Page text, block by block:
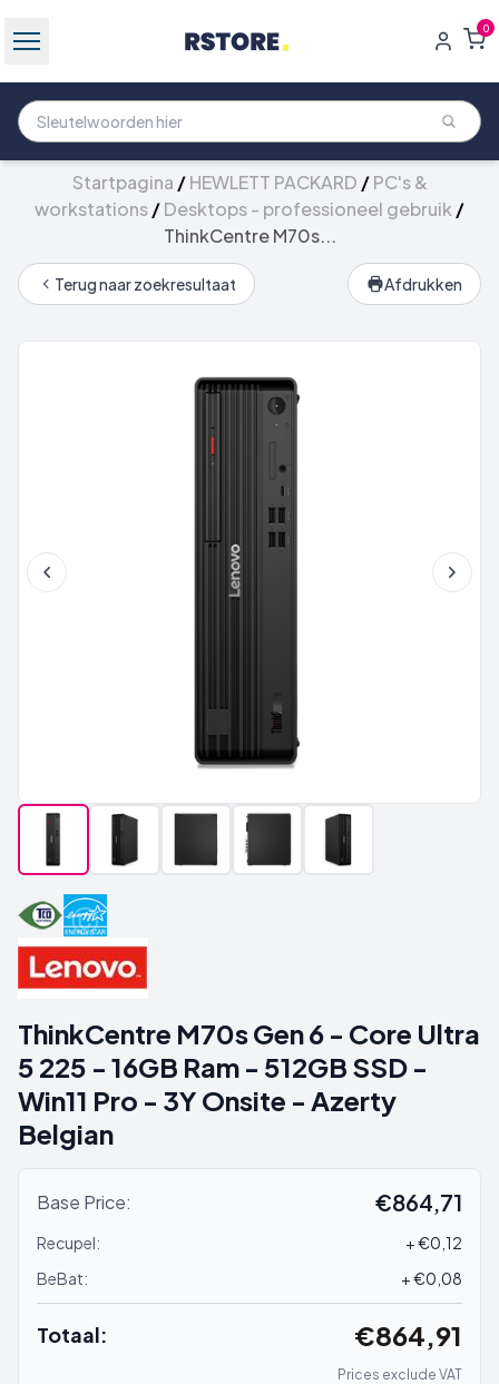
0
Startpagina /HEWLETT PACKARD /PC's &
workstations/Desktops - professioneel gebruik /
ThinkCentre M70s...
Terug naar zoekresultaat Afdrukken
ThinkCentre M70s Gen 6 - Core Ultra
5 225 - 16GB Ram - 512GB SSD -
Win11 Pro - 3Y Onsite - Azerty
Belgian
Base Price: €864,71
Recupel:
+ €0,12
BeBat:
+ €0,08
Totaal: €864,91
Prices exclude VAT